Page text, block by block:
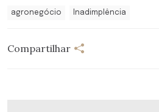
agronegócio Inadimplência
Compartilhar